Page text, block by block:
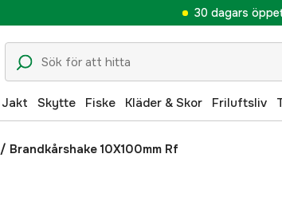
30 dagars
Jakt Skytte Fiske Kläder & Skor Friluftsliv
/ Brandkårshake 10X100mm Rf